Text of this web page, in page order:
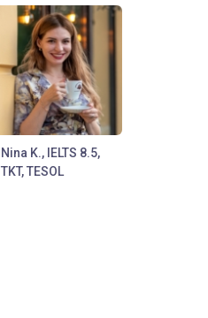
Nina K., IELTS 8.5,
TKT, TESOL